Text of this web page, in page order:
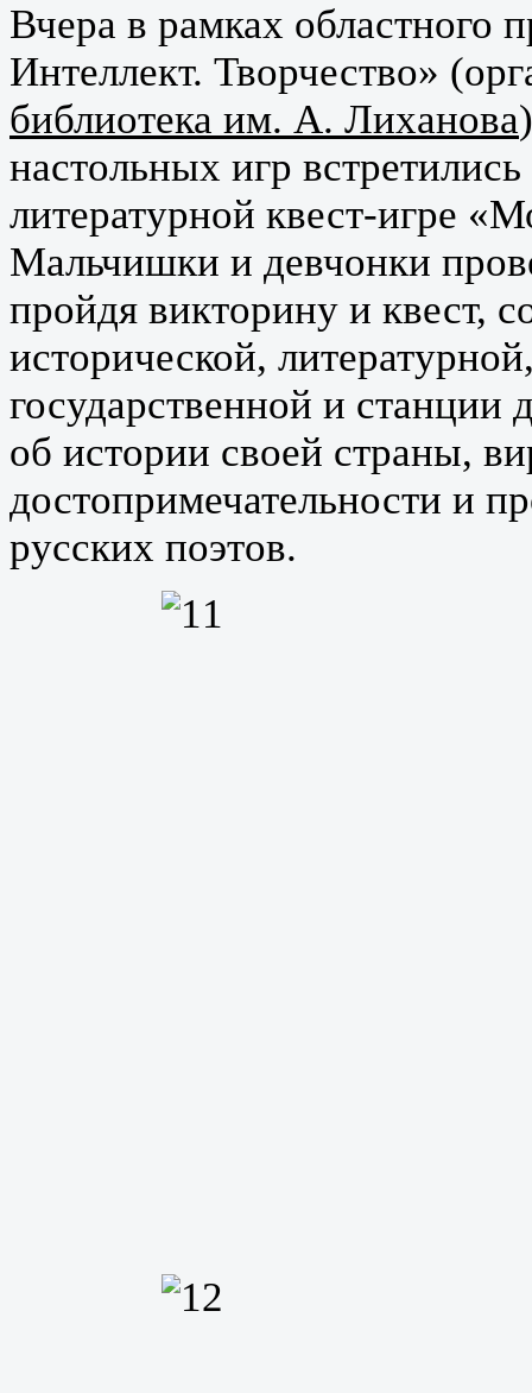
Вчера в рамках областного
Интеллект. Творчество»
библиотека им. А. Лиханова
настольных игр
литературной квест-игре
Мальчишки и девчонки
пройдя викторину и квест,
исторической,
государственной и станции
об истории своей страны,
достопримечательности и
русских поэтов.